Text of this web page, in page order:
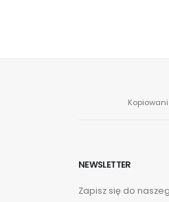
NEWSLETTER
Zapisz się do